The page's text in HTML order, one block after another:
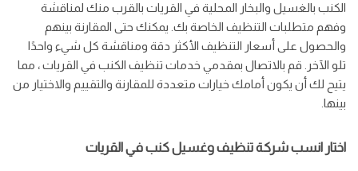
الكنب بالغسيل والبخار المحلية في القريات بالقرب منك لمناقشة
وفهم متطلبات التنظيف الخاصة بك. يمكنك حتى المقارنة بينهم
والحصول على أسعار التنظيف الأكثر دقة ومناقشة كل شيء واحدًا
تلو الآخر. قم بالاتصال بمقدمي خدمات تنظيف الكنب في القريات ، مما
يتيح لك أن يكون أمامك خيارات متعددة للمقارنة والتقييم والاختيار من
بينها.
اختار انسب شركة تنظيف وغسيل كنب في القريات